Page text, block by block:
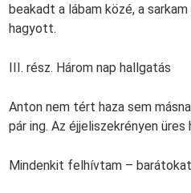
beakadt a lábam közé, a
hagyott.
III. rész. Három nap hallgatás
Anton nem tért haza sem
pár ing. Az éjjeliszekrényen
Mindenkit felhívtam –